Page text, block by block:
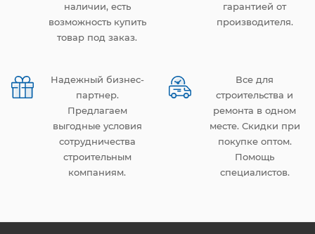
наличии, есть
возможность купить
товар под заказ.
гарантией от
производителя.
Надежный бизнес-
партнер.
Предлагаем
выгодные условия
сотрудничества
строительным
компаниям.
Все для
строительства и
ремонта в одном
месте. Скидки при
покупке оптом.
Помощь
специалистов.